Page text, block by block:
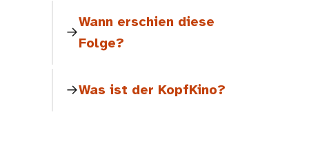
Wann erschien diese
Folge?
Was ist der KopfKino?